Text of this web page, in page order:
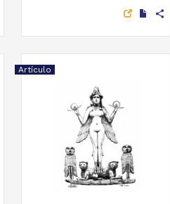
share
Artículo